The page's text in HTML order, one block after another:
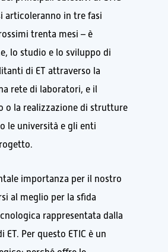
articoleranno in tre fasi
trenta mesi – è
lo studio e lo sviluppo di
di ET attraverso la
rete di laboratori, e il
o la realizzazione di strutture
le università e gli enti
importanza per il nostro
al meglio per la sfida
rappresentata dalla
ET. Per questo ETIC è un